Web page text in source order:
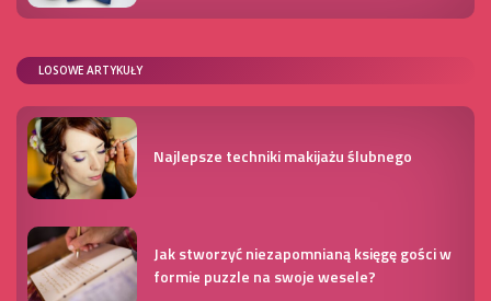
LOSOWE ARTYKUŁY
Najlepsze techniki makijażu ślubnego
Jak stworzyć niezapomnianą księgę gości w
formie puzzle na swoje wesele?